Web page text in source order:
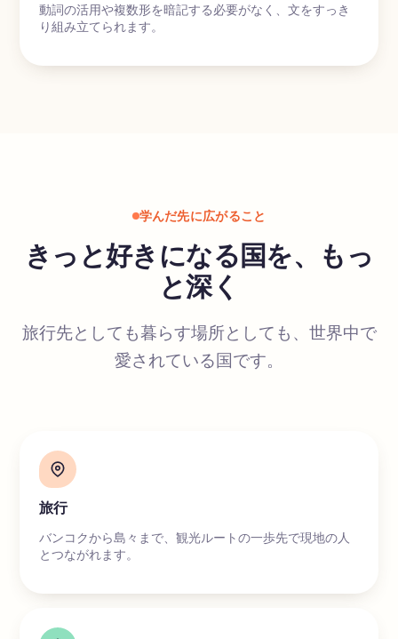
動詞の活用や複数形を暗記する必要がなく、文をすっき
り組み立てられます。
学んだ先に広がること
きっと好きになる国を、もっ
と深く
旅行先としても暮らす場所としても、世界中で
愛されている国です。
旅行
バンコクから島々まで、観光ルートの一歩先で現地の人
とつながれます。